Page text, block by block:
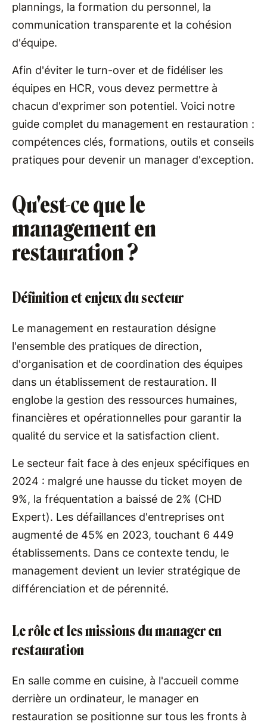
plannings, la formation du personnel, la
communication transparente et la cohésion
d'équipe.
Afin d'éviter le turn-over et de fidéliser les
équipes en HCR, vous devez permettre à
chacun d'exprimer son potentiel. Voici notre
guide complet du management en restauration :
compétences clés, formations, outils et conseils
pratiques pour devenir un manager d'exception.
Qu'est-ce que le
management en
restauration ?
Définition et enjeux du secteur
Le management en restauration désigne
l'ensemble des pratiques de direction,
d'organisation et de coordination des équipes
dans un établissement de restauration. Il
englobe la gestion des ressources humaines,
financières et opérationnelles pour garantir la
qualité du service et la satisfaction client.
Le secteur fait face à des enjeux spécifiques en
2024 : malgré une hausse du ticket moyen de
9%, la fréquentation a baissé de 2% (CHD
Expert). Les défaillances d'entreprises ont
augmenté de 45% en 2023, touchant 6 449
établissements. Dans ce contexte tendu, le
management devient un levier stratégique de
différenciation et de pérennité.
Le rôle et les missions du manager en
restauration
En salle comme en cuisine, à l'accueil comme
derrière un ordinateur, le manager en
restauration se positionne sur tous les fronts à